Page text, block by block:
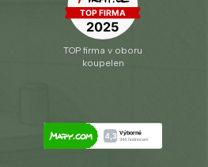
TOP firma v oboru
koupelen